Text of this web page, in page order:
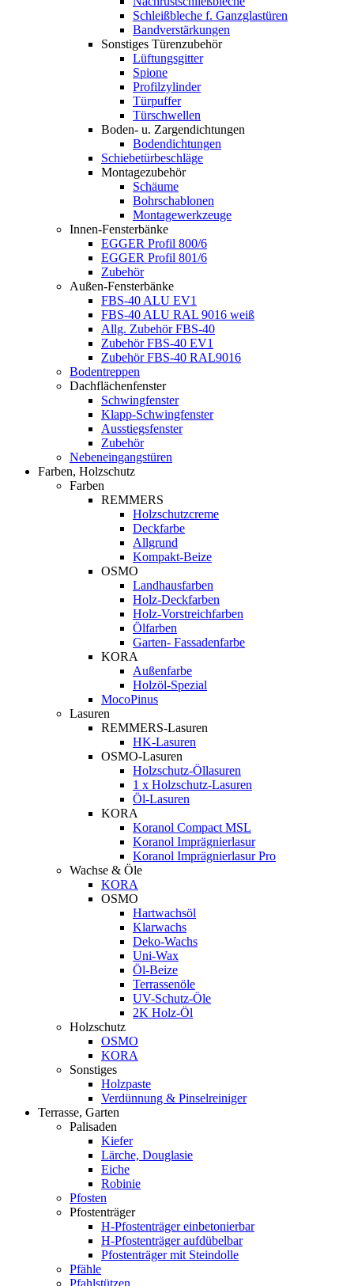
Schleißbleche f. Ganzglastüren
Bandverstärkungen
Sonstiges Türenzubehör
Lüftungsgitter
Spione
Profilzylinder
Türpuffer
Türschwellen
Boden- u. Zargendichtungen
Bodendichtungen
Schiebetürbeschläge
Montagezubehör
Schäume
Bohrschablonen
Montagewerkzeuge
Innen-Fensterbänke
EGGER Profil 800/6
EGGER Profil 801/6
Zubehör
Außen-Fensterbänke
FBS-40 ALU EV1
FBS-40 ALU RAL 9016 weiß
Allg. Zubehör FBS-40
Zubehör FBS-40 EV1
Zubehör FBS-40 RAL9016
Bodentreppen
Dachflächenfenster
Schwingfenster
Klapp-Schwingfenster
Ausstiegsfenster
Zubehör
Nebeneingangstüren
Farben, Holzschutz
Farben
REMMERS
Holzschutzcreme
Deckfarbe
Allgrund
Kompakt-Beize
OSMO
Landhausfarben
Holz-Deckfarben
Holz-Vorstreichfarben
Ölfarben
Garten- Fassadenfarbe
KORA
Außenfarbe
Holzöl-Spezial
MocoPinus
Lasuren
REMMERS-Lasuren
HK-Lasuren
OSMO-Lasuren
Holzschutz-Öllasuren
1 x Holzschutz-Lasuren
Öl-Lasuren
KORA
Koranol Compact MSL
Koranol Imprägnierlasur
Koranol Imprägnierlasur Pro
Wachse & Öle
KORA
OSMO
Hartwachsöl
Klarwachs
Deko-Wachs
Uni-Wax
Öl-Beize
Terrassenöle
UV-Schutz-Öle
2K Holz-Öl
Holzschutz
OSMO
KORA
Sonstiges
Holzpaste
Verdünnung & Pinselreiniger
Terrasse, Garten
Palisaden
Kiefer
Lärche, Douglasie
Eiche
Robinie
Pfosten
Pfostenträger
H-Pfostenträger einbetonierbar
H-Pfostenträger aufdübelbar
Pfostenträger mit Steindolle
Pfähle
Pfahlstützen